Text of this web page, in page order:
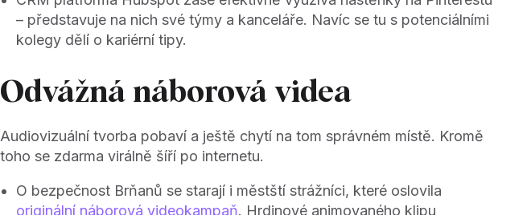
– představuje na nich své týmy a kanceláře. Navíc se tu s potenciálními
kolegy dělí o kariérní tipy.
Odvážná náborová videa
Audiovizuální tvorba pobaví a ještě chytí na tom správném místě. Kromě
toho se zdarma virálně šíří po internetu.
O bezpečnost Brňanů se starají i městští strážníci, které oslovila
originální náborová videokampaň. Hrdinové animovaného klipu